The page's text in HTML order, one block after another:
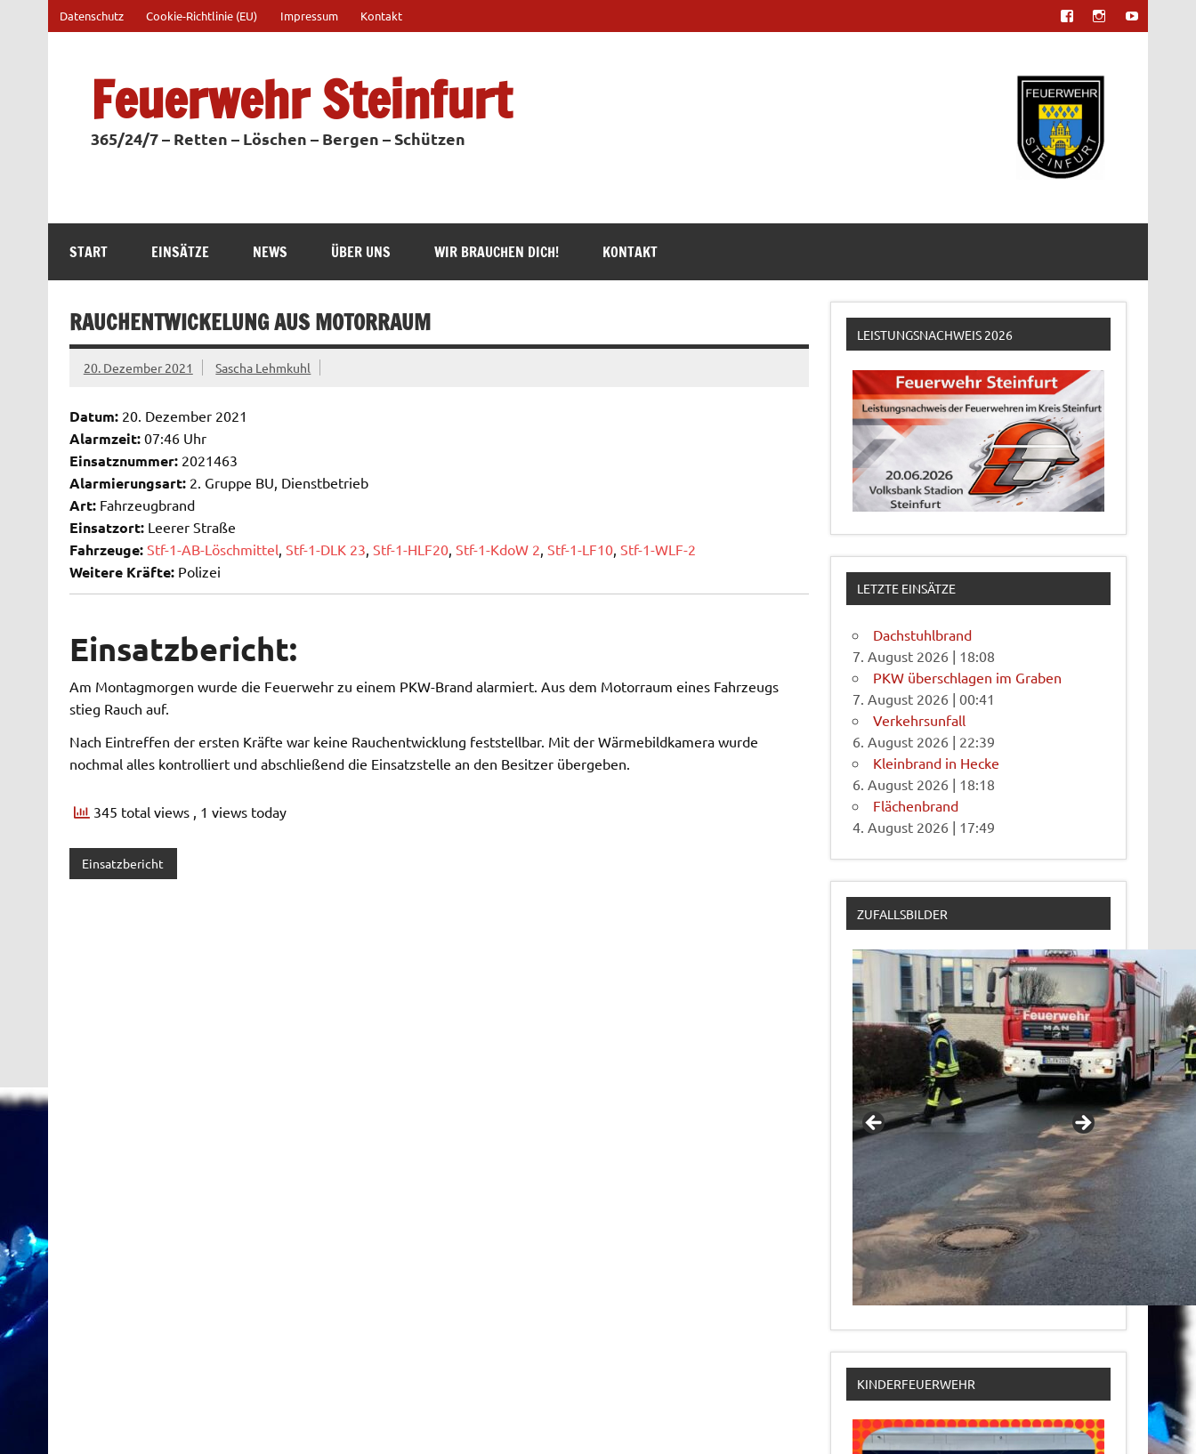
springen
Datenschutz Cookie-Richtlinie (EU) Impressum Kontakt
Feuerwehr Steinfurt
365/24/7 – Retten – Löschen – Bergen – Schützen
START EINSÄTZE NEWS ÜBER UNS WIR BRAUCHEN DICH! KONTAKT
RAUCHENTWICKELUNG AUS MOTORRAUM
20. Dezember 2021 Sascha Lehmkuhl
Datum:20. Dezember 2021
Alarmzeit:07:46 Uhr
Einsatznummer:2021463
Alarmierungsart:2. Gruppe BU, Dienstbetrieb
Art:Fahrzeugbrand
Einsatzort:Leerer Straße
Fahrzeuge: Stf-1-AB-Löschmittel, Stf-1-DLK 23, Stf-1-HLF20, Stf-1-KdoW 2, Stf-1-LF10, Stf-1-WLF-2
Weitere Kräfte:Polizei
Einsatzbericht:
Am Montagmorgen wurde die Feuerwehr zu einem PKW-Brand alarmiert. Aus dem Motorraum eines Fahrzeugs
stieg Rauch auf.
Nach Eintreffen der ersten Kräfte war keine Rauchentwicklung feststellbar. Mit der Wärmebildkamera wurde
nochmal alles kontrolliert und abschließend die Einsatzstelle an den Besitzer übergeben.
345 total views , 1 views today
Einsatzbericht
LEISTUNGSNACHWEIS 2026
LETZTE EINSÄTZE
Dachstuhlbrand
7. August 2026 | 18:08
PKW überschlagen im Graben
7. August 2026 |00:41
Verkehrsunfall
6. August 2026 | 22:39
Kleinbrand in Hecke
6. August 2026 | 18:18
Flächenbrand
4. August 2026 | 17:49
ZUFALLSBILDER
KINDERFEUERWEHR